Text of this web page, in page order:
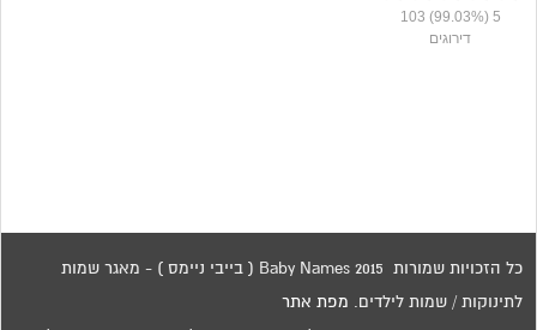
5
(99.03%)
103
דירוגים
כל הזכויות שמורות 2015 Baby Names ( בייבי ניימס ) - מאגר שמות
לתינוקות / שמות לילדים. מפת אתר